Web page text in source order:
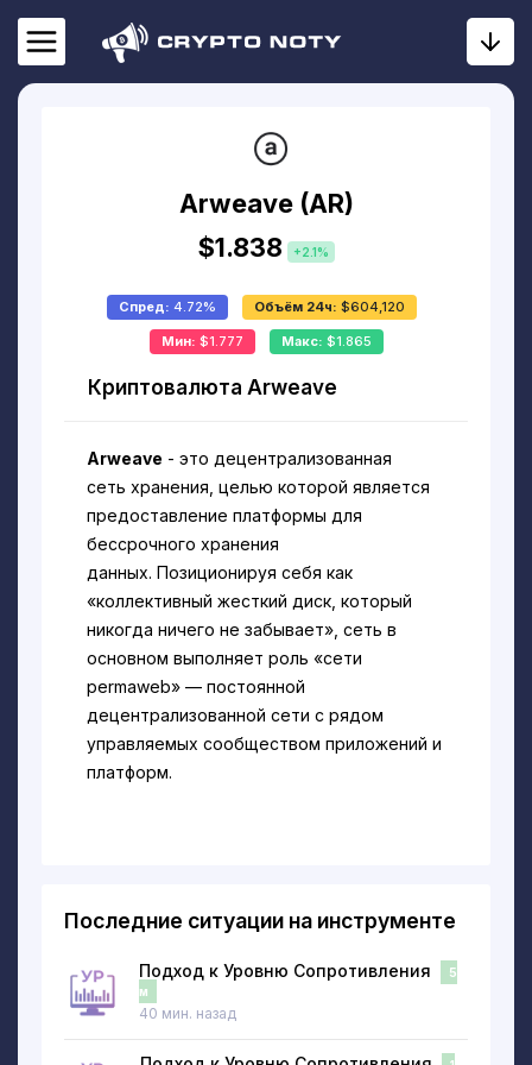
Arweave (AR)
$1.838
+2.1%
Спред: 4.72% Объём 24ч: $604,120
Мин: $1.777 Макс: $1.865
Криптовалюта Arweave
Arweave - это децентрализованная
сеть хранения, целью которой является
предоставление платформы для
бессрочного хранения
данных. Позиционируя себя как
«коллективный жесткий диск, который
никогда ничего не забывает», сеть в
основном выполняет роль «сети
permaweb» — постоянной
децентрализованной сети с рядом
управляемых сообществом приложений и
платформ.
неопределенного срока.
Впервые проект был объявлен как Archain
в августе 2017 года, позже он
был переименован в Arweave в феврале
Последние ситуации на инструменте
Подход к Уровню Сопротивления
5
м
40 мин. назад